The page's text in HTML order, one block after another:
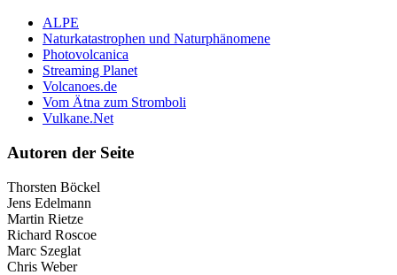
ALPE
Naturkatastrophen und Naturphänomene
Photovolcanica
Streaming Planet
Volcanoes.de
Vom Ätna zum Stromboli
Vulkane.Net
Autoren der Seite
Thorsten Böckel
Jens Edelmann
Martin Rietze
Richard Roscoe
Marc Szeglat
Chris Weber